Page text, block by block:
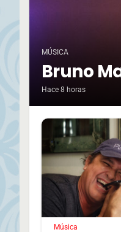
MÚSICA
Bruno
Hace 8 horas
Música